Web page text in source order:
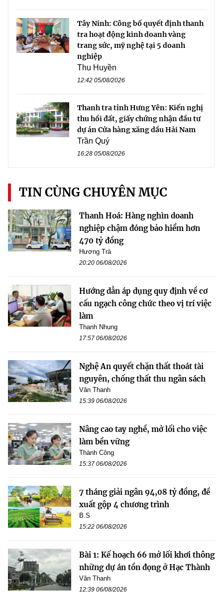
Tây Ninh: Công bố quyết định thanh
tra hoạt động kinh doanh vàng
trang sức, mỹ nghệ tại 5 doanh
nghiệp
Thu Huyền
12:42 05/08/2026
Thanh tra tỉnh Hưng Yên: Kiến nghị
thu hồi đất, giấy chứng nhận đầu tư
dự án Cửa hàng xăng dầu Hải Nam
Trần Quý
16:28 05/08/2026
TIN CÙNG CHUYÊN MỤC
Thanh Hoá: Hàng nghìn doanh
nghiệp chậm đóng bảo hiểm hơn
470 tỷ đồng
Hương Trà
20:20 06/08/2026
Hướng dẫn áp dụng quy định về cơ
cấu ngạch công chức theo vị trí việc
làm
Thanh Nhung
17:57 06/08/2026
Nghệ An quyết chặn thất thoát tài
nguyên, chống thất thu ngân sách
Văn Thanh
15:39 06/08/2026
Nâng cao tay nghề, mở lối cho việc
làm bền vững
Thành Công
15:37 06/08/2026
7 tháng giải ngân 94,08 tỷ đồng, đề
xuất gộp 4 chương trình
B.S
15:22 06/08/2026
Bài 1: Kế hoạch 66 mở lối khơi thông
những dự án tồn đọng ở Hạc Thành
Văn Thanh
12:39 06/08/2026